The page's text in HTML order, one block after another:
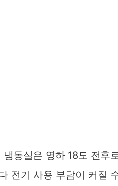
동실은 영하 18도 전후
전기 사용 부담이 커질